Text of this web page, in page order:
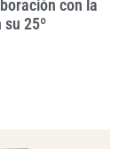
con la
su 25º